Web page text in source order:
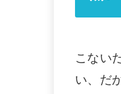
こない
い、だ